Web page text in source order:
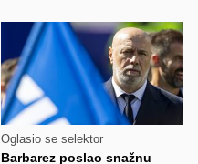
Oglasio se selektor
Barbarez poslao snažnu